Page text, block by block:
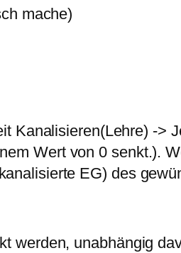
mache)
Kanalisieren(Lehre) ->
Wert von 0 senkt.).
EG) des
werden, unabhängig